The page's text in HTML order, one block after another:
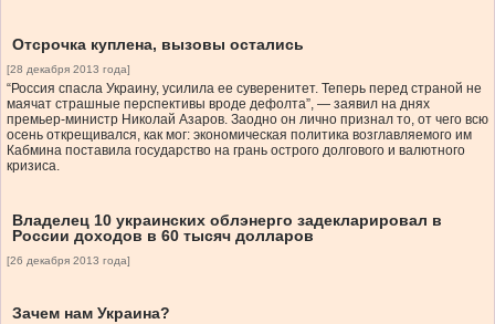
Отсрочка куплена, вызовы остались
[28 декабря 2013 года]
“Россия спасла Украину, усилила ее суверенитет. Теперь перед страной не
маячат страшные перспективы вроде дефолта”, — заявил на днях
премьер-министр Николай Азаров. Заодно он лично признал то, от чего всю
осень открещивался, как мог: экономическая политика возглавляемого им
Кабмина поставила государство на грань острого долгового и валютного
кризиса.
Владелец 10 украинских облэнерго задекларировал в
России доходов в 60 тысяч долларов
[26 декабря 2013 года]
Зачем нам Украина?